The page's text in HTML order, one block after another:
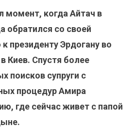
момент, когда Айтач в
обратился со своей
президенту Эрдогану во
Киев. Спустя более
поисков супруги с
процедур Амира
где сейчас живет с папой